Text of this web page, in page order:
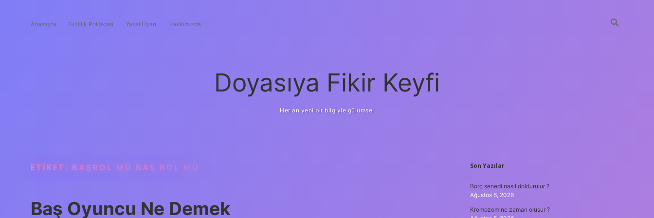
Anasayfa Gizlilik Politikası Yasal Uyarı Hakkımızda
Doyasıya Fikir Keyfi
Her an yeni bir bilgiyle gülümse!
ETIKET: BAŞROL MÜ BAŞ ROL MÜ
Baş Oyuncu Ne Demek
SIDEBAR
Son Yazılar
Borç senedi nasıl doldurulur ?
Ağustos 6, 2026
Kromozom ne zaman oluşur ?